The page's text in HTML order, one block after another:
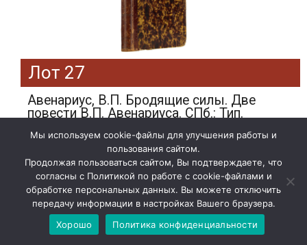
Лот 27
Авенариус, В.П. Бродящие силы. Две
повести В.П. Авенариуса. СПб.: Тип.
Эстимейт: 4000 руб.
Подробнее»
Мы используем cookie-файлы для улучшения работы и
пользования сайтом.
Продолжая пользоваться сайтом, Вы подтверждаете, что
согласны с Политикой по работе с cookie-файлами и
обработке персональных данных. Вы можете отключить
передачу информации в настройках Вашего браузера.
Хорошо
Политика конфиденциальности